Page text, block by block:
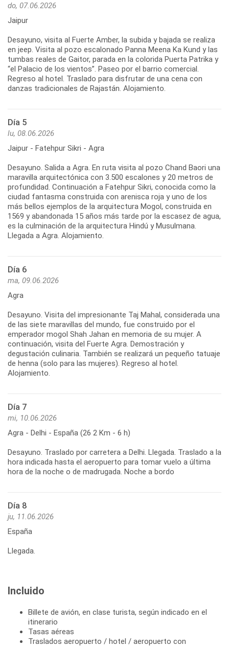
do, 07.06.2026
Jaipur
Desayuno, visita al Fuerte Amber, la subida y bajada se realiza
en jeep. Visita al pozo escalonado Panna Meena Ka Kund y las
tumbas reales de Gaitor, parada en la colorida Puerta Patrika y
“el Palacio de los vientos”. Paseo por el barrio comercial.
Regreso al hotel. Traslado para disfrutar de una cena con
danzas tradicionales de Rajastán. Alojamiento.
Día 5
lu, 08.06.2026
Jaipur - Fatehpur Sikri - Agra
Desayuno. Salida a Agra. En ruta visita al pozo Chand Baori una
maravilla arquitectónica con 3.500 escalones y 20 metros de
profundidad. Continuación a Fatehpur Sikri, conocida como la
ciudad fantasma construida con arenisca roja y uno de los
más bellos ejemplos de la arquitectura Mogol, construida en
1569 y abandonada 15 años más tarde por la escasez de agua,
es la culminación de la arquitectura Hindú y Musulmana.
Llegada a Agra. Alojamiento.
Día 6
ma, 09.06.2026
Agra
Desayuno. Visita del impresionante Taj Mahal, considerada una
de las siete maravillas del mundo, fue construido por el
emperador mogol Shah Jahan en memoria de su mujer. A
continuación, visita del Fuerte Agra. Demostración y
degustación culinaria. También se realizará un pequeño tatuaje
de henna (solo para las mujeres). Regreso al hotel.
Alojamiento.
Día 7
mi, 10.06.2026
Agra - Delhi - España (26 2 Km - 6 h)
Desayuno. Traslado por carretera a Delhi. Llegada. Traslado a la
hora indicada hasta el aeropuerto para tomar vuelo a última
hora de la noche o de madrugada. Noche a bordo
Día 8
ju, 11.06.2026
España
Llegada.
Incluido
Billete de avión, en clase turista, según indicado en el
itinerario
Tasas aéreas
Traslados aeropuerto / hotel / aeropuerto con